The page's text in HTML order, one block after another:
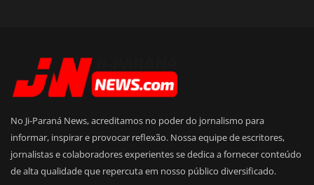
No Ji-Paraná News, acreditamos no poder do jornalismo para
informar, inspirar e provocar reflexão. Nossa equipe de escritores,
jornalistas e colaboradores experientes se dedica a fornecer conteúdo
de alta qualidade que repercuta em nosso público diversificado.